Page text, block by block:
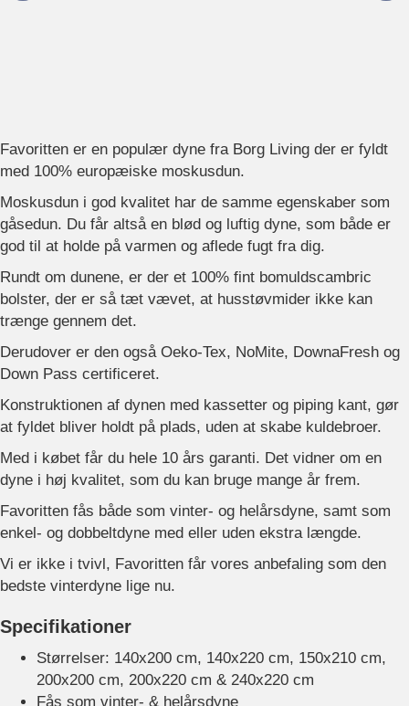
Favoritten er en populær dyne fra Borg Living der er fyldt
med 100% europæiske moskusdun.
Moskusdun i god kvalitet har de samme egenskaber som
gåsedun. Du får altså en blød og luftig dyne, som både er
god til at holde på varmen og aflede fugt fra dig.
Rundt om dunene, er der et 100% fint bomuldscambric
bolster, der er så tæt vævet, at husstøvmider ikke kan
trænge gennem det.
Derudover er den også Oeko-Tex, NoMite, DownaFresh og
Down Pass certificeret.
Konstruktionen af dynen med kassetter og piping kant, gør
at fyldet bliver holdt på plads, uden at skabe kuldebroer.
Med i købet får du hele 10 års garanti. Det vidner om en
dyne i høj kvalitet, som du kan bruge mange år frem.
Favoritten fås både som vinter- og helårsdyne, samt som
enkel- og dobbeltdyne med eller uden ekstra længde.
Vi er ikke i tvivl, Favoritten får vores anbefaling som den
bedste vinterdyne lige nu.
Specifikationer
Størrelser: 140x200 cm, 140x220 cm, 150x210 cm,
200x200 cm, 200x220 cm & 240x220 cm
Fås som vinter- & helårsdyne